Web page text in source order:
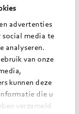
advertenties
social media te
analyseren.
van onze
kunnen deze
die u
verzameld